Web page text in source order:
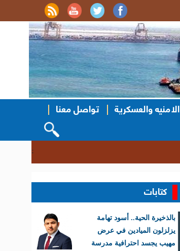
الامنيه والعسكرية
تواصل معنا
نزول
كتابات
بالذخيرة الحية.. أسود تهامة
يزلزلون الميادين في عرض
مهيب يجسد احترافية مدرسة